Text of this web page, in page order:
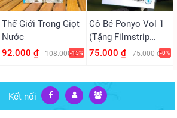
Thế Giới Trong Giọt
Nước
92.000 ₫
108.000 ₫
-15%
Cô Bé Ponyo Vol 1
(Tặng Filmstrip
PVC)
75.000 ₫ 75.000 ₫-0%
Kết nối